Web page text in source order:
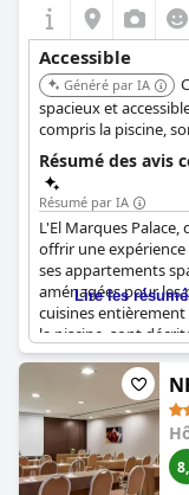
Accessible
Généré par IA
spacieux et
compris la piscine,
Résumé des avis
Résumé par IA
L'El Marques
offrir une expérience
ses appartements
aménagées pour les
cuisines
la piscine, sont
roulants, ce qui le
tels
et certaines zones
à mobilité réduite.
positivement, il est
entièrement
domaines.
Lire les